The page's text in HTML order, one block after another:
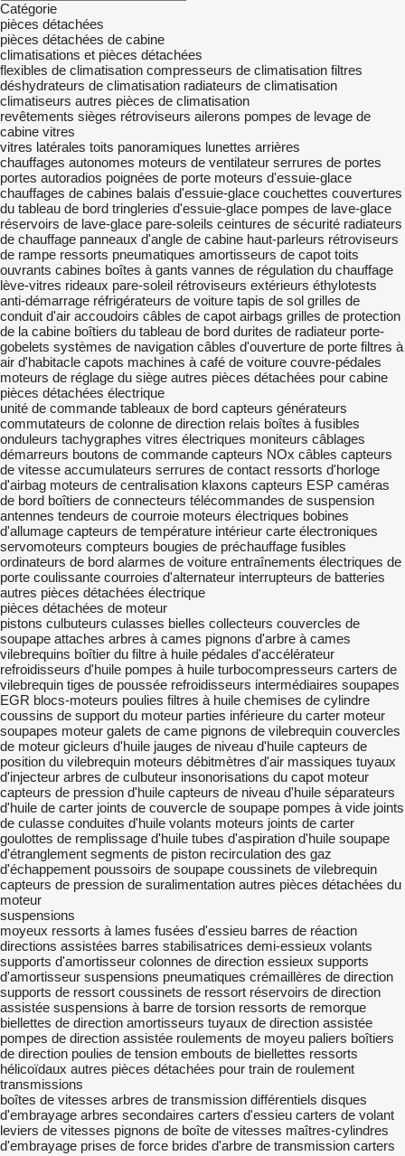
Catégorie
pièces détachées
pièces détachées de cabine
climatisations et pièces détachées
flexibles de climatisation compresseurs de climatisation filtres
déshydrateurs de climatisation radiateurs de climatisation
climatiseurs autres pièces de climatisation
revêtements sièges rétroviseurs ailerons pompes de levage de
cabine vitres
vitres latérales toits panoramiques lunettes arrières
chauffages autonomes moteurs de ventilateur serrures de portes
portes autoradios poignées de porte moteurs d'essuie-glace
chauffages de cabines balais d'essuie-glace couchettes couvertures
du tableau de bord tringleries d'essuie-glace pompes de lave-glace
réservoirs de lave-glace pare-soleils ceintures de sécurité radiateurs
de chauffage panneaux d'angle de cabine haut-parleurs rétroviseurs
de rampe ressorts pneumatiques amortisseurs de capot toits
ouvrants cabines boîtes à gants vannes de régulation du chauffage
lève-vitres rideaux pare-soleil rétroviseurs extérieurs éthylotests
anti-démarrage réfrigérateurs de voiture tapis de sol grilles de
conduit d'air accoudoirs câbles de capot airbags grilles de protection
de la cabine boîtiers du tableau de bord durites de radiateur porte-
gobelets systèmes de navigation câbles d'ouverture de porte filtres à
air d'habitacle capots machines à café de voiture couvre-pédales
moteurs de réglage du siège autres pièces détachées pour cabine
pièces détachées électrique
unité de commande tableaux de bord capteurs générateurs
commutateurs de colonne de direction relais boîtes à fusibles
onduleurs tachygraphes vitres électriques moniteurs câblages
démarreurs boutons de commande capteurs NOx câbles capteurs
de vitesse accumulateurs serrures de contact ressorts d'horloge
d'airbag moteurs de centralisation klaxons capteurs ESP caméras
de bord boîtiers de connecteurs télécommandes de suspension
antennes tendeurs de courroie moteurs électriques bobines
d'allumage capteurs de température intérieur carte électroniques
servomoteurs compteurs bougies de préchauffage fusibles
ordinateurs de bord alarmes de voiture entraînements électriques de
porte coulissante courroies d'alternateur interrupteurs de batteries
autres pièces détachées électrique
pièces détachées de moteur
pistons culbuteurs culasses bielles collecteurs couvercles de
soupape attaches arbres à cames pignons d'arbre à cames
vilebrequins boîtier du filtre à huile pédales d'accélérateur
refroidisseurs d'huile pompes à huile turbocompresseurs carters de
vilebrequin tiges de poussée refroidisseurs intermédiaires soupapes
EGR blocs-moteurs poulies filtres à huile chemises de cylindre
coussins de support du moteur parties inférieure du carter moteur
soupapes moteur galets de came pignons de vilebrequin couvercles
de moteur gicleurs d'huile jauges de niveau d'huile capteurs de
position du vilebrequin moteurs débitmètres d'air massiques tuyaux
d'injecteur arbres de culbuteur insonorisations du capot moteur
capteurs de pression d'huile capteurs de niveau d'huile séparateurs
d'huile de carter joints de couvercle de soupape pompes à vide joints
de culasse conduites d'huile volants moteurs joints de carter
goulottes de remplissage d'huile tubes d'aspiration d'huile soupape
d'étranglement segments de piston recirculation des gaz
d'échappement poussoirs de soupape coussinets de vilebrequin
capteurs de pression de suralimentation autres pièces détachées du
moteur
suspensions
moyeux ressorts à lames fusées d'essieu barres de réaction
directions assistées barres stabilisatrices demi-essieux volants
supports d'amortisseur colonnes de direction essieux supports
d'amortisseur suspensions pneumatiques crémaillères de direction
supports de ressort coussinets de ressort réservoirs de direction
assistée suspensions à barre de torsion ressorts de remorque
biellettes de direction amortisseurs tuyaux de direction assistée
pompes de direction assistée roulements de moyeu paliers boîtiers
de direction poulies de tension embouts de biellettes ressorts
hélicoïdaux autres pièces détachées pour train de roulement
transmissions
boîtes de vitesses arbres de transmission différentiels disques
d'embrayage arbres secondaires carters d'essieu carters de volant
leviers de vitesses pignons de boîte de vitesses maîtres-cylindres
d'embrayage prises de force brides d'arbre de transmission carters